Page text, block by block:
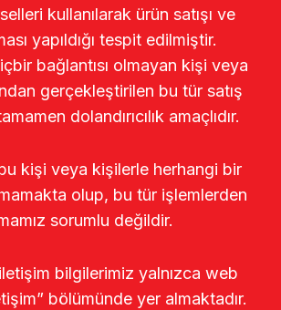
kullanılarak ürün satışı ve
yapıldığı tespit edilmiştir.
bağlantısı olmayan kişi veya
gerçekleştirilen bu tür satış
dolandırıcılık amaçlıdır.
bu kişi veya kişilerle herhangi bir
olup, bu tür işlemlerden
sorumlu değildir.
bilgilerimiz yalnızca web
bölümünde yer almaktadır.